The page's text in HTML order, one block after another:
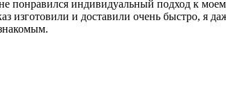
индивидуальный подход к
изготовили и доставили очень быстро, я